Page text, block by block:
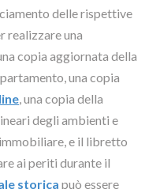
delle rispettive
realizzare una
copia aggiornata della
una copia
, una copia della
degli ambienti e
e il libretto
ai periti durante il
storica può essere